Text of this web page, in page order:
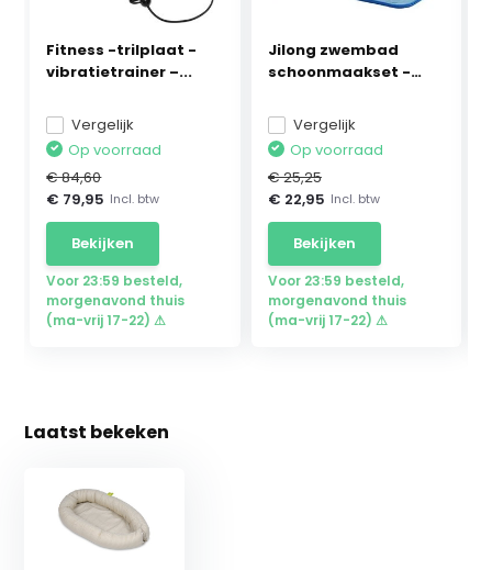
Fitness -trilplaat -
vibratietrainer –...
Vergelijk
Op voorraad
€ 84,60
€ 79,95 Incl. btw
Bekijken
Voor 23:59 besteld,
morgenavond thuis
(ma-vrij 17-22) ⚠
Jilong zwembad
schoonmaakset -
Vergelijk
Op voorraad
€ 25,25
€ 22,95 Incl. btw
Bekijken
Voor 23:59 besteld,
morgenavond thuis
(ma-vrij 17-22) ⚠
Laatst bekeken